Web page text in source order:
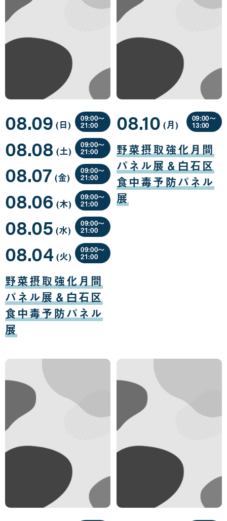
野菜摂取強化月間
パネル展＆白石区
食中毒予防パネル
展
08.04
月
04
日
(火曜
日
)
09:00〜
21:00
08.05
月
05
(水曜
日
)
09:00〜
21:00
08.06
月
06
(木曜
日
)
09:00〜
21:00
08.07
月
07
(金曜
日
)
09:00〜
21:00
08.08
月
08
(土曜
日
)
09:00〜
21:00
08.09
月
09
日
(日曜
日
)
09:00〜
21:00
野菜摂取強化月間
パネル展＆白石区
食中毒予防パネル
展
08.10
月
10
日
(月曜
日
)
09:00〜
13:00